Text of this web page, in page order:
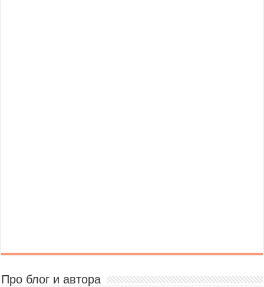
Про блог и автора